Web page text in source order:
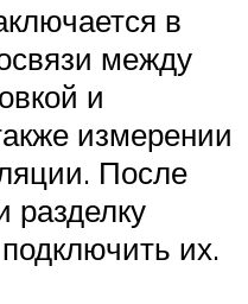
в
между
и
измерении
После
разделку
их.